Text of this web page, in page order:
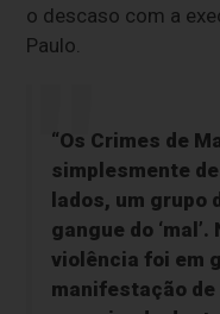
o descaso com a
Paulo.
“Os Crimes de
simplesmente de
lados, um grupo
gangue do
violência foi em
manifestação